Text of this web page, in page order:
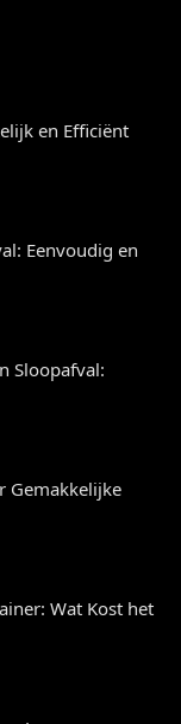
en Efficiënt
Eenvoudig en
Sloopafval:
Gemakkelijke
Wat Kost het